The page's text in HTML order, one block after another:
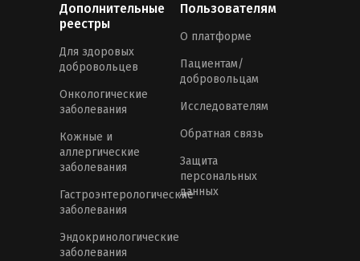
Дополнительные
реестры
Для здоровых
добровольцев
Онкологические
заболевания
Кожные и
аллергические
заболевания
Гастроэнтерологические
заболевания
Эндокринологические
заболевания
Пользователям
О платформе
Пациентам/
добровольцам
Исследователям
Обратная связь
Защита
персональных
данных